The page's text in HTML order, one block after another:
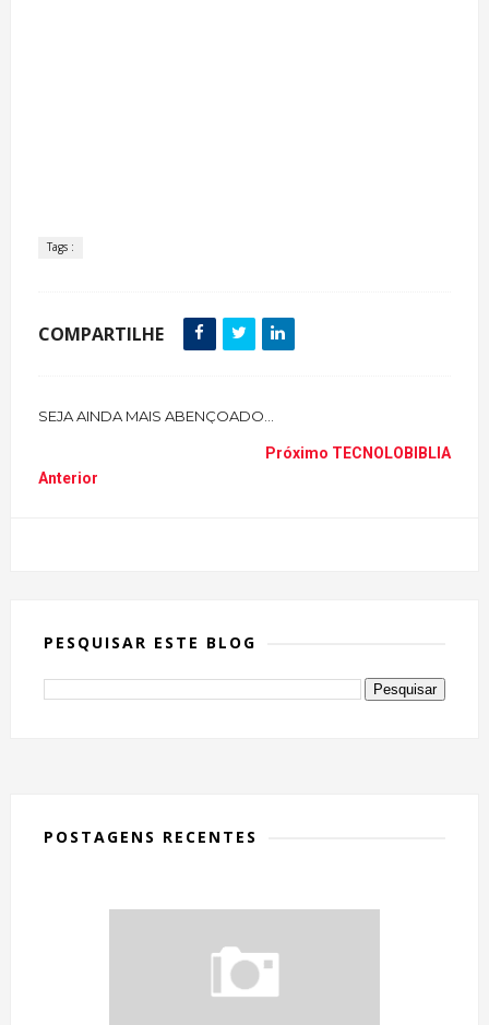
Tags :
COMPARTILHE
SEJA AINDA MAIS ABENÇOADO...
Próximo TECNOLOBIBLIA
Anterior
PESQUISAR ESTE BLOG
POSTAGENS RECENTES